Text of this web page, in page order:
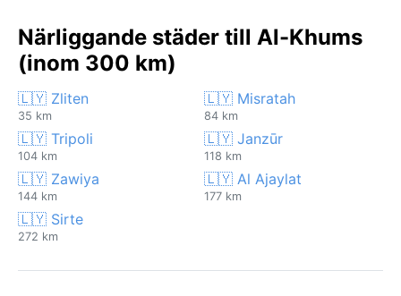
Närliggande städer till Al-Khums
(inom 300 km)
🇱🇾 Zliten
35 km
🇱🇾 Misratah
84 km
🇱🇾 Tripoli
104 km
🇱🇾 Janzūr
118 km
🇱🇾 Zawiya
144 km
🇱🇾 Al Ajaylat
177 km
🇱🇾 Sirte
272 km